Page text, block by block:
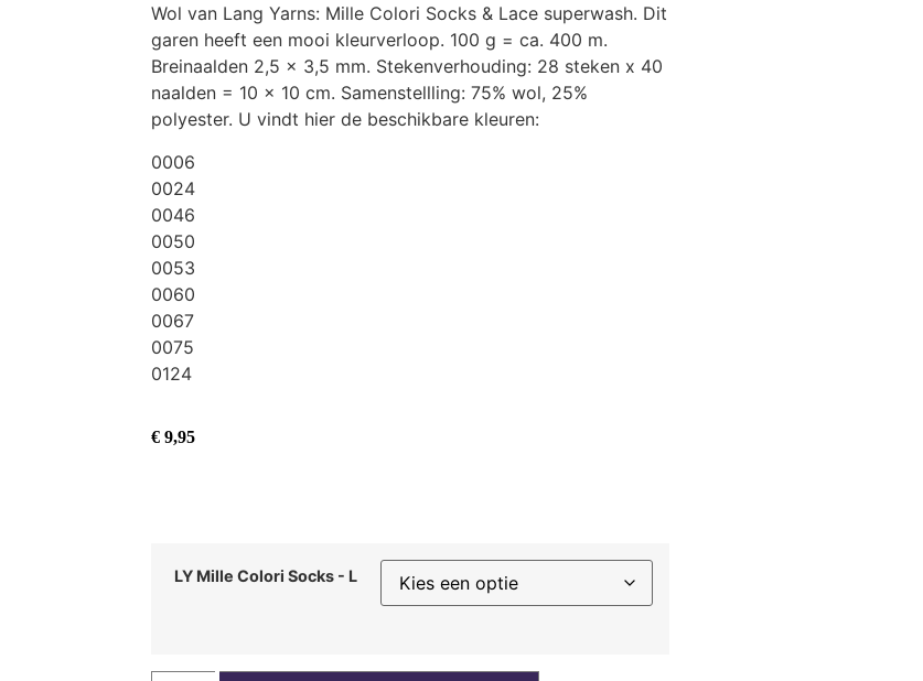
Wol van Lang Yarns: Mille Colori Socks & Lace superwash. Dit
garen heeft een mooi kleurverloop. 100 g = ca. 400 m.
Breinaalden 2,5 x 3,5 mm. Stekenverhouding: 28 steken x 40
naalden = 10 x 10 cm. Samenstellling: 75% wol, 25%
polyester. U vindt hier de beschikbare kleuren:
0006
0024
0046
0050
0053
0060
0067
0075
0124
€ 9,95
LY Mille Colori Socks - L